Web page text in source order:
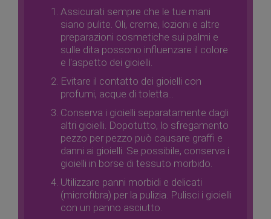
Assicurati sempre che le tue mani
siano pulite. Oli, creme, lozioni e altre
preparazioni cosmetiche sui palmi e
sulle dita possono influenzare il colore
e l'aspetto dei gioielli.
Evitare il contatto dei gioielli con
profumi, acque di toletta...
Conserva i gioielli separatamente dagli
altri gioielli. Dopotutto, lo sfregamento
pezzo per pezzo può causare graffi e
danni ai gioielli. Se possibile, conserva i
gioielli in borse di tessuto morbido.
Utilizzare panni morbidi e delicati
(microfibra) per la pulizia. Pulisci i gioielli
con un panno asciutto.